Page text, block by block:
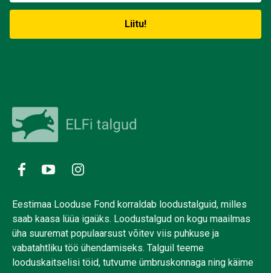
Eestimaa Looduse Fond korraldab loodustalguid, milles
saab kaasa lüüa igaüks. Loodustalgud on kogu maailmas
üha suuremat populaarsust võitev viis puhkuse ja
vabatahtliku töö ühendamiseks. Talguil teeme
looduskaitselisi töid, tutvume ümbruskonnaga ning käime